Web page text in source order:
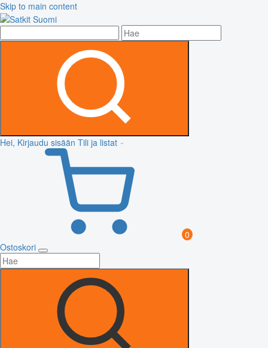
Skip to main content
Hei, Kirjaudu sisään Tili ja listat
0
Ostoskori